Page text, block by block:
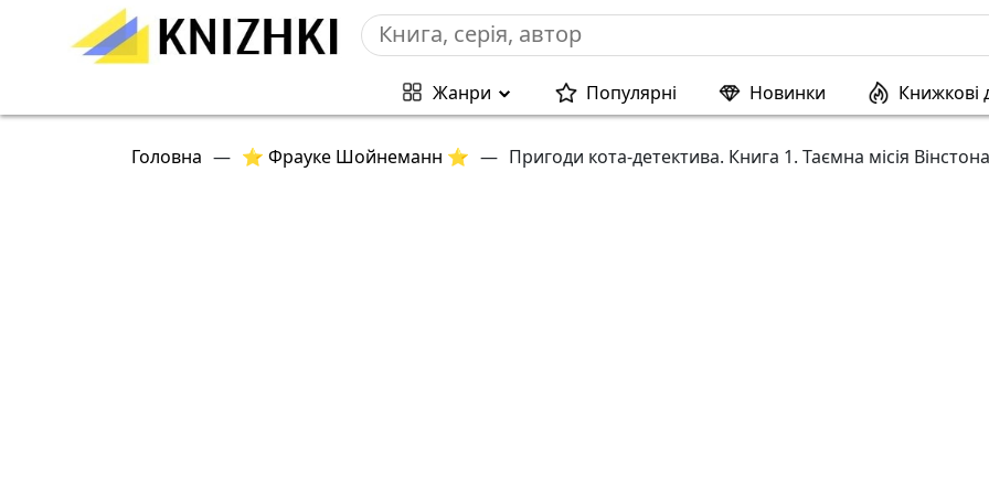
Жанри Популярні Новинки Книжкові
Головна — ⭐ Фрауке Шойнеманн ⭐ — Пригоди кота-детектива. Книга 1. Таємна місія Вінстона